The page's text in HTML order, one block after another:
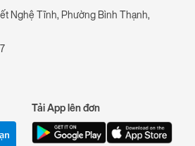
Nghệ Tĩnh, Phường Bình Thạnh,
Tải App lên đơn